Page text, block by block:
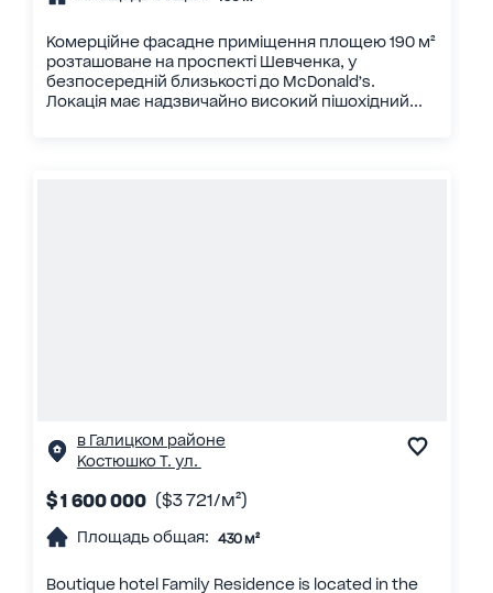
Комерційне фасадне приміщення площею 190 м²
розташоване на проспекті Шевченка, у
безпосередній близькості до McDonald’s.
Локація має надзвичайно високий пішохідний...
в Галицком районе
Костюшко Т. ул.
$ 1 600 000 ($3 721/м²)
Площадь общая: 430 м²
Boutique hotel Family Residence is located in the